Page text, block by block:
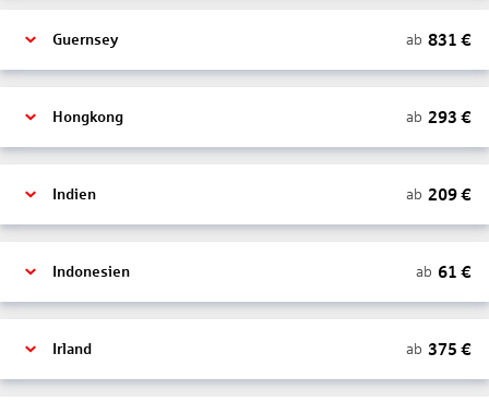
Guernsey ab 831 €
Hongkong ab 293 €
Indien ab 209€
Indonesien ab 61 €
Irland ab 375 €